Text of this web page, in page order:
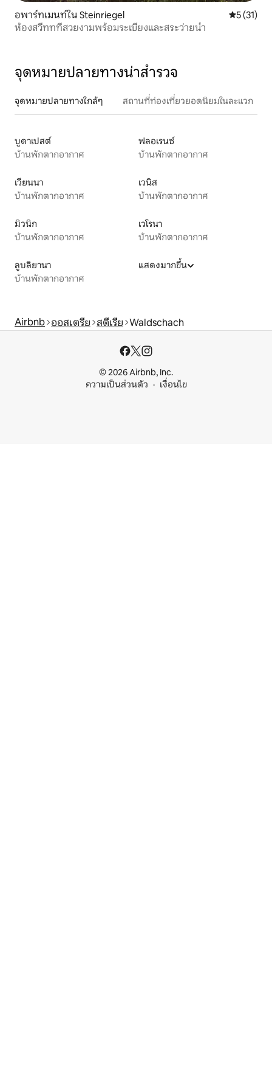
อพาร์ทเมนท์ใน Steinriegel คะแนนเฉลี่
5 (31)
ห้องสวีททที่สวยงามพร้อมระเบียงและสระว่ายน้ำ
จุดหมายปลายทางน่าสำรวจ
จุดหมายปลายทางใกล้ๆ สถานที่ท่องเที่ยวยอดนิยมในละแวก
บูดาเปสต์
บ้านพักตากอากาศ
ฟลอเรนซ์
บ้านพักตากอากาศ
เวียนนา
บ้านพักตากอากาศ
เวนิส
บ้านพักตากอากาศ
มิวนิก
บ้านพักตากอากาศ
เวโรนา
บ้านพักตากอากาศ
ลูบลิยานา
บ้านพักตากอากาศ
แสดงมากขึ้น
Airbnb ออสเตรีย สตีเรีย Waldschach
© 2026 Airbnb, Inc.
ความเป็นส่วนตัว
เงื่อนไข